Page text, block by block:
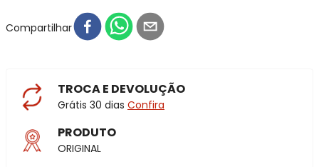
Compartilhar
TROCA E DEVOLUÇÃO
Grátis 30 dias Confira
PRODUTO
ORIGINAL